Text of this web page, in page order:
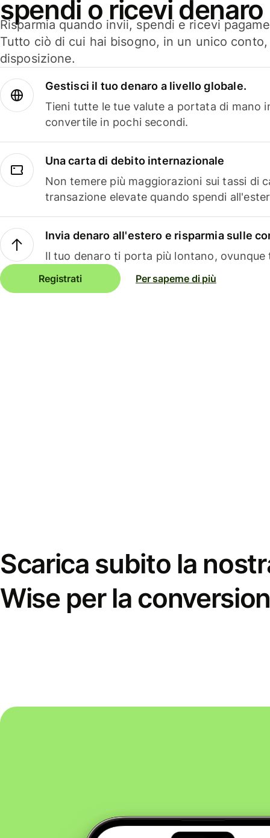
spendi o ricevi denaro
Risparmia quando invii, spendi e ricevi
Tutto ciò di cui hai bisogno, in un unico
disposizione.
Gestisci il tuo denaro a livello globale.
Tieni tutte le tue valute a portata di mano
convertile in pochi secondi.
Una carta di debito internazionale
Non temere più maggiorazioni sui tassi di
transazione elevate quando spendi
Invia denaro all'estero e risparmia sulle
Il tuo denaro ti porta più lontano, ovunque
Registrati Per saperne di più
Scarica subito la
Wise per la